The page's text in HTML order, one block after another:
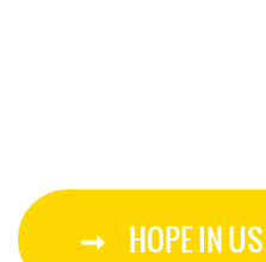
HOPE IN US